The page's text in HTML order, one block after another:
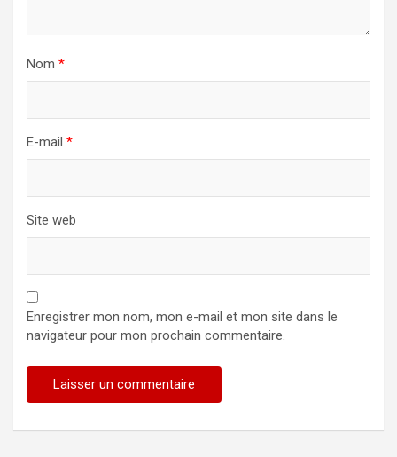
Nom *
E-mail *
Site web
Enregistrer mon nom, mon e-mail et mon site dans le
navigateur pour mon prochain commentaire.